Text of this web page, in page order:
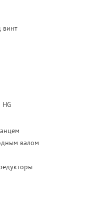
винт
валом